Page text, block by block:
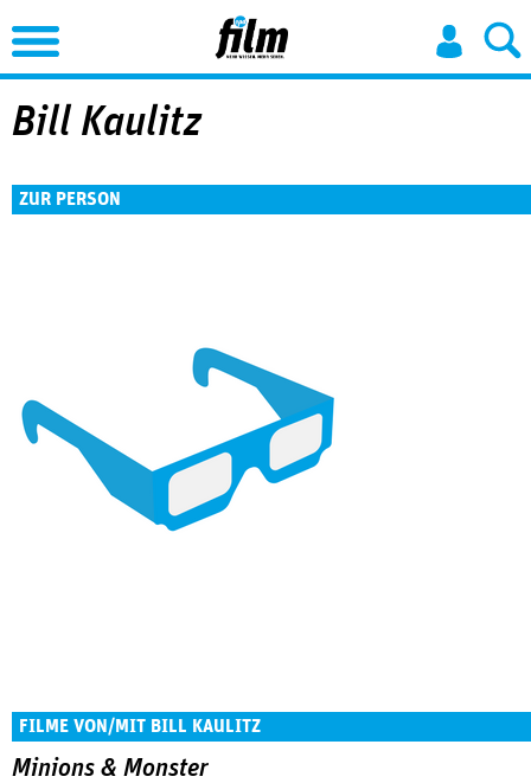
Jump to Navigation
Bill Kaulitz
ZUR PERSON
FILME VON/MIT BILL KAULITZ
Minions & Monster